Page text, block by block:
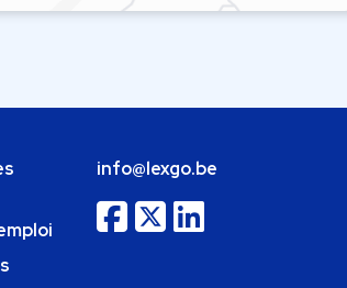
info@lexgo.be